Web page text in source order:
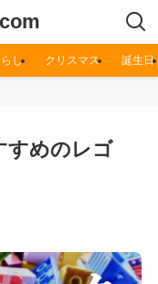
し クリスマス 誕生日
すめのレゴ